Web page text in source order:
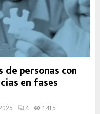
de personas con
en fases
4 1415